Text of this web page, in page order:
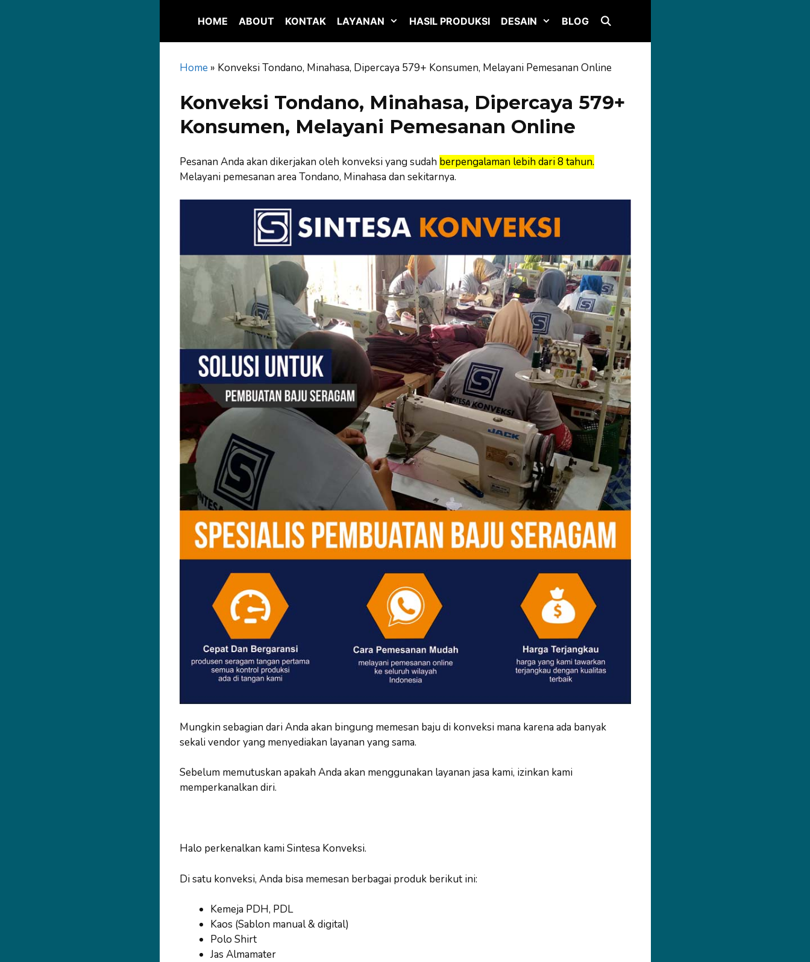
HOME ABOUT KONTAK LAYANAN HASIL PRODUKSI DESAIN BLOG
Home » Konveksi Tondano, Minahasa, Dipercaya 579+ Konsumen, Melayani Pemesanan Online
Konveksi Tondano, Minahasa, Dipercaya 579+
Konsumen, Melayani Pemesanan Online
Pesanan Anda akan dikerjakan oleh konveksi yang sudah berpengalaman lebih dari 8 tahun.
Melayani pemesanan area Tondano, Minahasa dan sekitarnya.
Mungkin sebagian dari Anda akan bingung memesan baju di konveksi mana karena ada banyak
sekali vendor yang menyediakan layanan yang sama.
Sebelum memutuskan apakah Anda akan menggunakan layanan jasa kami, izinkan kami
memperkanalkan diri.
Halo perkenalkan kami Sintesa Konveksi.
Di satu konveksi, Anda bisa memesan berbagai produk berikut ini:
Kemeja PDH, PDL
Kaos (Sablon manual & digital)
Polo Shirt
Jas Almamater